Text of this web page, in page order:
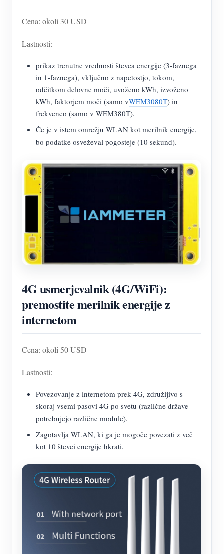
Cena: okoli 30 USD
Lastnosti:
prikaz trenutne vrednosti števca energije (3-faznega
in 1-faznega), vključno z napetostjo, tokom,
odčitkom delovne moči, uvoženo kWh, izvoženo
kWh, faktorjem moči (samo vWEM3080T) in
frekvenco (samo v WEM380T).
Če je v istem omrežju WLAN kot merilnik energije,
bo podatke osveževal pogosteje (10 sekund).
4G usmerjevalnik (4G/WiFi):
premostite merilnik energije z
internetom
Cena: okoli 50 USD
Lastnosti:
Povezovanje z internetom prek 4G, združljivo s
skoraj vsemi pasovi 4G po svetu (različne države
potrebujejo različne module).
Zagotavlja WLAN, ki ga je mogoče povezati z več
kot 10 števci energije hkrati.